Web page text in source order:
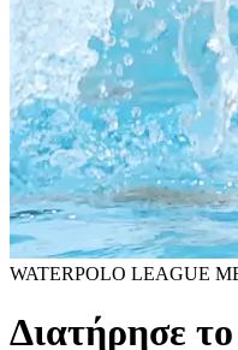
WATERPOLO LEAGUE
Διατήρησε